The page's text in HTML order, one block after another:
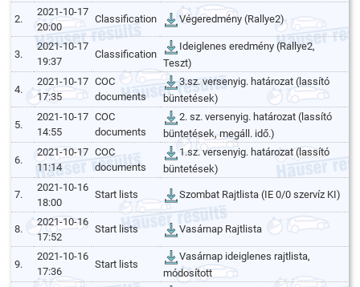
2.
2021-10-17
20:00
Classification Végeredmény (Rallye2)
3.
2021-10-17
19:37
Classification
Ideiglenes eredmény (Rallye2,
Teszt)
4.
2021-10-17
17:35
COC
documents
3.sz. versenyig. határozat (lassító
büntetések)
5.
2021-10-17
14:55
COC
documents
2. sz. versenyig. határozat (lassító
büntetések, megáll. idő.)
6.
2021-10-17
11:14
COC
documents
1.sz. versenyig. határozat (lassító
büntetések)
7.
2021-10-16
18:00
Start lists Szombat Rajtlista (IE 0/0 szervíz KI)
8.
2021-10-16
17:52
Start lists Vasárnap Rajtlista
9.
2021-10-16
17:36
Start lists
Vasárnap ideiglenes rajtlista,
módosított